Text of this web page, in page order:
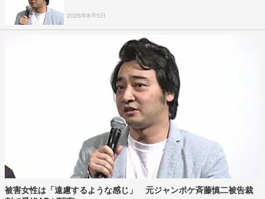
2026年8月5日
被害女性は「遠慮するような感じ」 元ジャンポケ斉藤慎二被告裁